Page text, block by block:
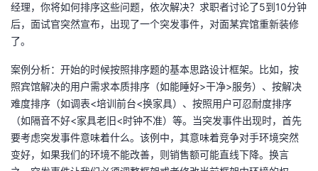
经理，你将如何排序这些问题，依次解决？求职者讨论了5到10分钟
后，面试官突然宣布，出现了一个突发事件，对面某宾馆重新装修
了。
案例分析：开始的时候按照排序题的基本思路设计框架。比如，按
照宾馆解决的用户需求本质排序（如能睡好>干净>服务）、按解决
难度排序（如调表<培训前台<换家具）、按照用户可忍耐度排序
（如隔音不好<家具老旧<时钟不准）等。当突发事件出现时，首先
要考虑突发事件意味着什么。该例中，其意味着竞争对手环境突然
变好，如果我们的环境不能改善，则销售额可能直线下降。换言